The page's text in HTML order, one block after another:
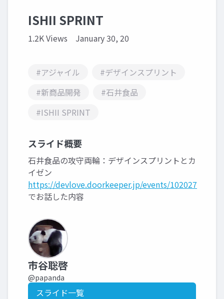
ISHII SPRINT
1.2K Views January 30, 20
#アジャイル
#デザインスプリント
#新商品開発
#石井食品
#ISHII SPRINT
スライド概要
石井食品の攻守両輪：デザインスプリントとカ
イゼン
https://devlove.doorkeeper.jp/events/102027
でお話した内容
市谷聡啓
@papanda
スライド一覧